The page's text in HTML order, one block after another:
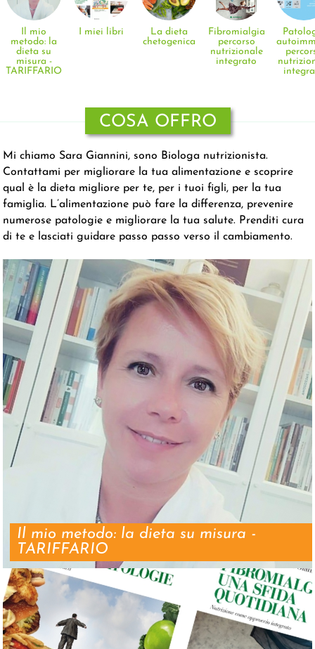
Il mio
metodo: la
dieta su
misura -
TARIFFARIO
I miei libri
La dieta
chetogenica
Fibromialgia:
percorso
nutrizionale
integrato
COSA OFFRO
Mi chiamo Sara Giannini, sono Biologa nutrizionista.
Contattami per migliorare la tua alimentazione e scoprire
qual è la dieta migliore per te, per i tuoi figli, per la tua
famiglia. L’alimentazione può fare la differenza, prevenire
numerose patologie e migliorare la tua salute. Prenditi cura
di te e lasciati guidare passo passo verso il cambiamento.
Il mio metodo: la dieta su misura -
TARIFFARIO